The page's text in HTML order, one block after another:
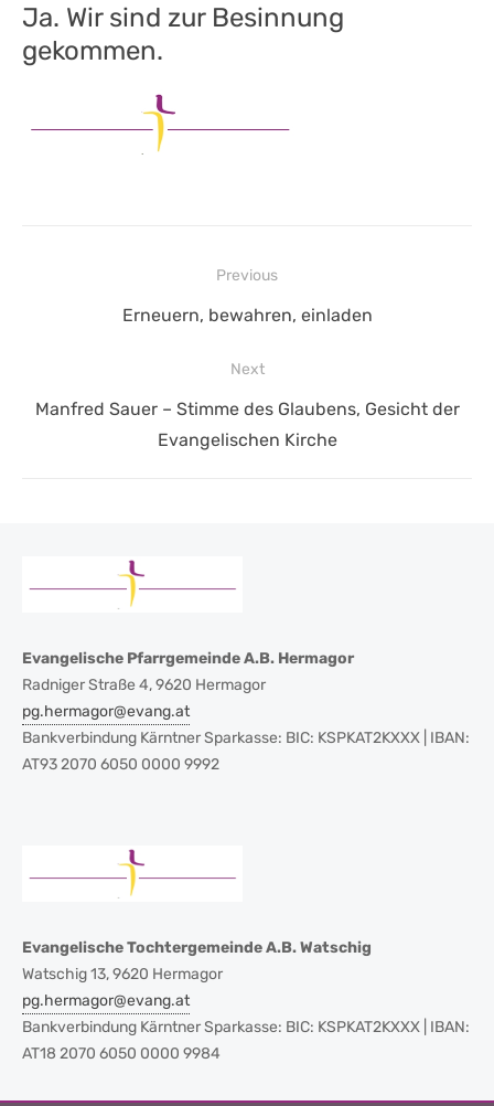
Ja. Wir sind zur Besinnung
gekommen.
Beitragsnavigation
Previous
Previous
Erneuern, bewahren, einladen
Next
Next
Manfred Sauer – Stimme des Glaubens, Gesicht der
Evangelischen Kirche
Evangelische Pfarrgemeinde A.B. Hermagor
Radniger Straße 4, 9620 Hermagor
pg.hermagor@evang.at
Bankverbindung Kärntner Sparkasse: BIC: KSPKAT2KXXX | IBAN:
AT93 2070 6050 0000 9992
Evangelische Tochtergemeinde A.B. Watschig
Watschig 13, 9620 Hermagor
pg.hermagor@evang.at
Bankverbindung Kärntner Sparkasse: BIC: KSPKAT2KXXX | IBAN:
AT18 2070 6050 0000 9984